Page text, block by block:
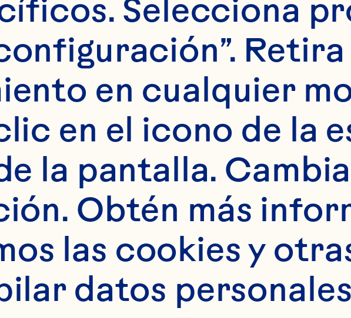
Esta variedad se
y se elabora con
orgánicos de primera
cranberries
orgánicos
sabor de cranberry
con un color rojo
Selecciona
en cualquier
en el icono de la
la pantalla.
Obtén más
las cookies y
datos